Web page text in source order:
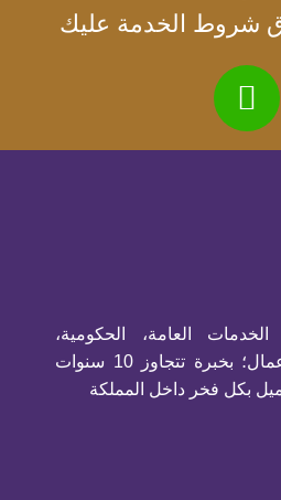
شروط الخدمة عليك
العامة، الحكومية،
والإلكترونية، وخدمات الأعمال؛ بخبرة تتجاوز 10 سنوات